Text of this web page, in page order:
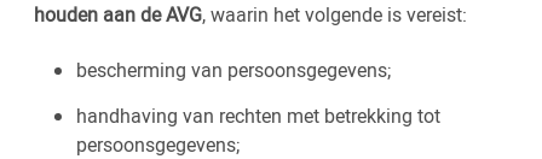
houden aan de AVG, waarin het volgende is vereist:
bescherming van persoonsgegevens;
handhaving van rechten met betrekking tot
persoonsgegevens;